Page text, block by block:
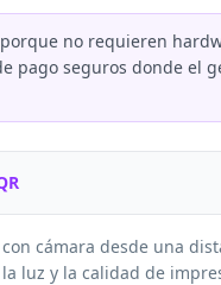
no requieren
pago seguros donde el
con cámara desde una
luz y la calidad de